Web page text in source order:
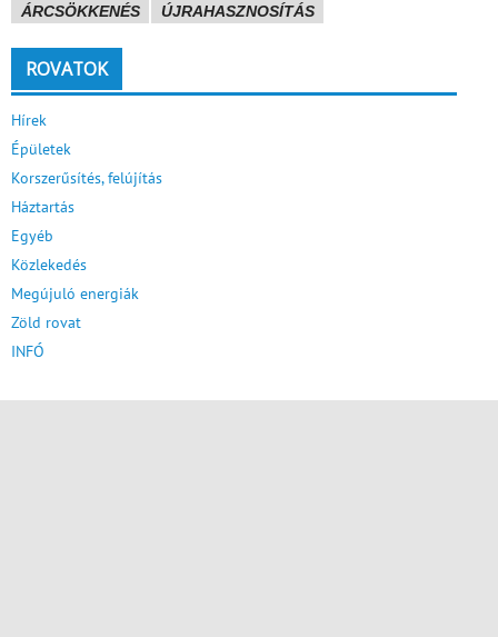
ÁRCSÖKKENÉS
ÚJRAHASZNOSÍTÁS
ROVATOK
Hírek
Épületek
Korszerűsítés, felújítás
Háztartás
Egyéb
Közlekedés
Megújuló energiák
Zöld rovat
INFÓ